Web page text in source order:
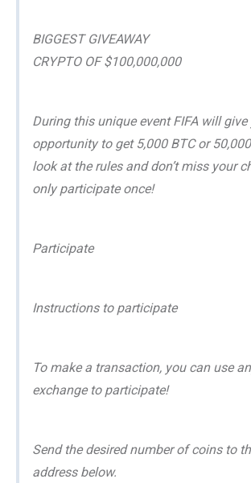
BIGGEST GIVEAWAY
CRYPTO OF $100,000,000
During this unique event FIFA will give
opportunity to get 5,000 BTC or
look at the rules and don’t miss your
only participate once!
Participate
Instructions to participate
To make a transaction, you can use
exchange to participate!
Send the desired number of coins to
address below.